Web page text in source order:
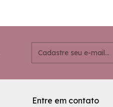
Entre em contato